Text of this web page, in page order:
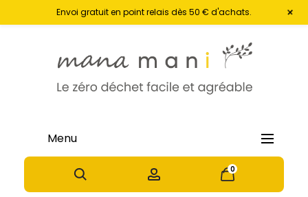
Menu
0
Envoi gratuit en point relais dès 50 € d'achats. +